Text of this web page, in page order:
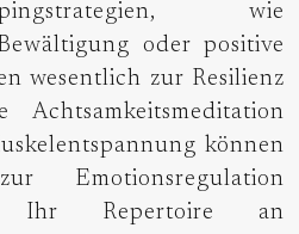
wie
oder positive
wesentlich zur Resilienz
können
Emotionsregulation
Ihr Repertoire an